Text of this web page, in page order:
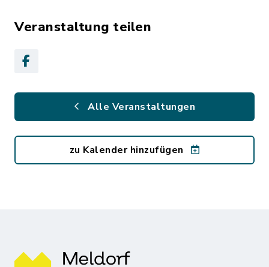
Veranstaltung teilen
Alle Veranstaltungen
zu Kalender hinzufügen